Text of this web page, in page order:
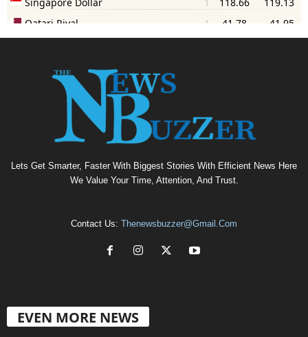
Lets Get Smarter, Faster With Biggest Stories With Efficient News Here
We Value Your Time, Attention, And Trust.
Contact Us: Thenewsbuzzer@gmail.com
EVEN MORE NEWS